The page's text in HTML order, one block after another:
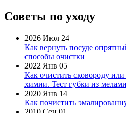
Советы по уходу
2026 Июл 24
Как вернуть посуде
способы очистки
2022 Янв 05
Как очистить сковороду
химии. Тест губки из
2020 Янв 14
Как почистить